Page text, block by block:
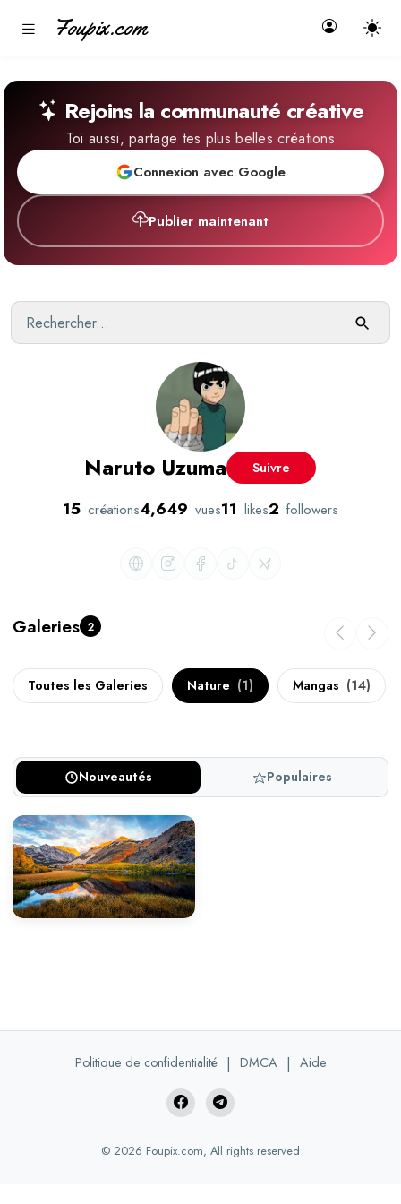
Foupix.com
Rejoins la communauté créative
Toi aussi, partage tes plus belles créations
Connexion avec Google
Publier maintenant
Naruto Uzuma Suivre
15 créations4,649 vues11 likes2 followers
Galeries 2
Toutes les Galeries Nature (1) Mangas (14)
Nouveautés Populaires
Politique de confidentialité | DMCA | Aide
© 2026 Foupix.com, All rights reserved